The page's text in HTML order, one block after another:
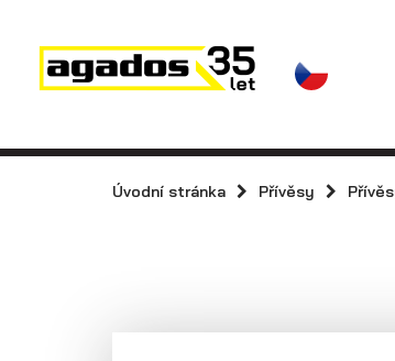
Novinky a články
Přívěsy
Videa
vedle
Úvodní stránka Přívěsy